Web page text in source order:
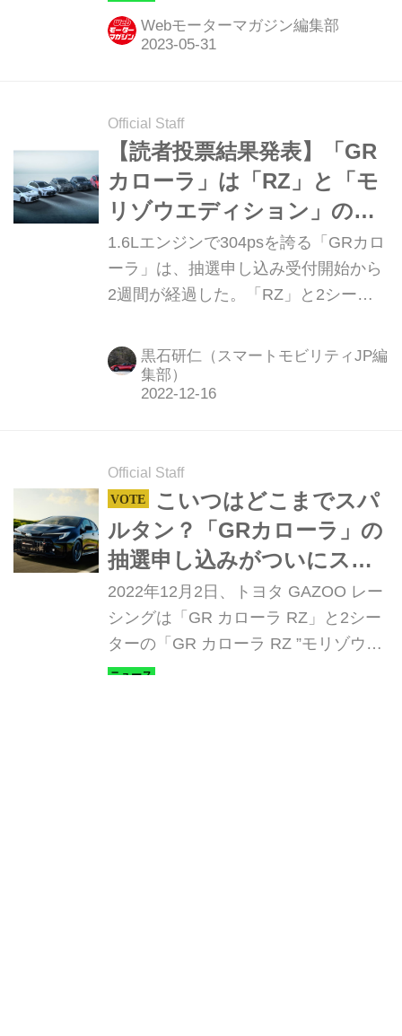
車両専用クラス「ST-Q」クラスの挑
戦。合成燃料、バイオフューエルに加
現に寄与する。そこで今回は、水素エ
ンジン搭載のGRカローラ H2コンセプ
トにスポットを当てよう。
Webモーターマガジン編集部
Official Staff
【読者投票結果発表】「GR
カローラ」は「RZ」と「モ
リゾウエディション」のど
っちが人気？
1.6Lエンジンで304psを誇る「GRカロ
ーラ」は、抽選申し込み受付開始から
2週間が経過した。「RZ」と2シータ
ィション」のどちらが人気なのか、
Webモーターマガジン読者のチョイス
やいかに。
黒石研仁（スマートモビリティJP編
集部）
Official Staff
こいつはどこまでスパ
ルタン？「GRカローラ」の
抽選申し込みがついにスタ
ート。1.6Lで304psを誇るバ
ケモノエンジン搭載＆2シー
ターモデルも設定
2022年12月2日、トヨタ GAZOO レー
シングは「GR カローラ RZ」と2シー
ターの「GR カローラ RZ ”モリゾウエ
ディション”」の抽選申し込みを開始し